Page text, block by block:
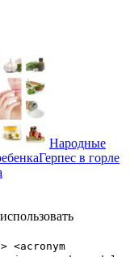
Народные
Герпес в горле